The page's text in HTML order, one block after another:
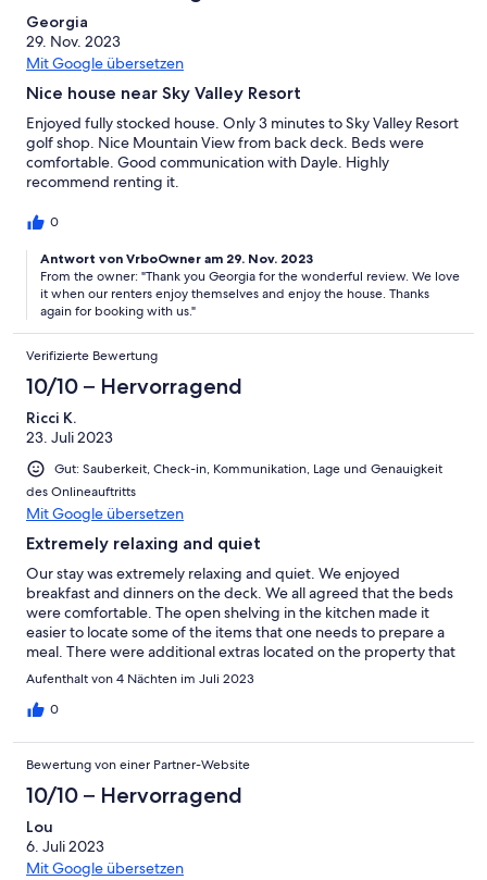
Georgia
29. Nov. 2023
Mit Google übersetzen
Nice house near Sky Valley Resort
Enjoyed fully stocked house. Only 3 minutes to Sky Valley Resort
golf shop. Nice Mountain View from back deck. Beds were
comfortable. Good communication with Dayle. Highly
recommend renting it.
0
Antwort von VrboOwner am 29. Nov. 2023
From the owner: "Thank you Georgia for the wonderful review. We love
it when our renters enjoy themselves and enjoy the house. Thanks
again for booking with us."
Verifizierte Bewertung
10/10 – Hervorragend
Ricci K.
23. Juli 2023
Gut: Sauberkeit, Check-in, Kommunikation, Lage und Genauigkeit
des Onlineauftritts
Mit Google übersetzen
Extremely relaxing and quiet
Our stay was extremely relaxing and quiet. We enjoyed
breakfast and dinners on the deck. We all agreed that the beds
were comfortable. The open shelving in the kitchen made it
easier to locate some of the items that one needs to prepare a
meal. There were additional extras located on the property that
we appreciated having available for our stay, but we didn't need
Great attention to details that not all rentals have in the area.
highly recommend a stay here.
Aufenthalt von 4 Nächten im Juli 2023
0
Bewertung von einer Partner-Website
10/10 – Hervorragend
Lou
6. Juli 2023
Mit Google übersetzen